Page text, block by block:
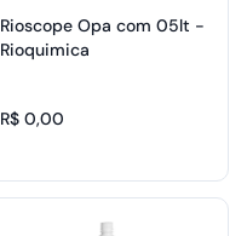
Rioscope Opa com 05lt -
Rioquimica
R$ 0,00